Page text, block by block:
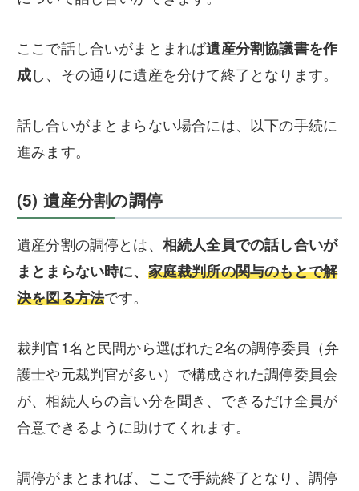
ここで話し合いがまとまれば遺産分割協議書を作
成し、その通りに遺産を分けて終了となります。
話し合いがまとまらない場合には、以下の手続に
進みます。
(5) 遺産分割の調停
遺産分割の調停とは、 相続人全員での話し合いが
まとまらない時に、 家庭裁判所の関与のもとで解
決を図る方法です。
裁判官1名と民間から選ばれた2名の調停委員（弁
護士や元裁判官が多い）で構成された調停委員会
が、相続人らの言い分を聞き、できるだけ全員が
合意できるように助けてくれます。
調停がまとまれば、ここで手続終了となり、調停